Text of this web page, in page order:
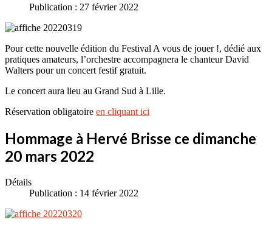
Publication : 27 février 2022
Pour cette nouvelle édition du Festival A vous de jouer !, dédié aux
pratiques amateurs, l’orchestre accompagnera le chanteur David
Walters pour un concert festif gratuit.
Le concert aura lieu au Grand Sud à Lille.
Réservation obligatoire en cliquant ici
Hommage à Hervé Brisse ce dimanche
20 mars 2022
Détails
Publication : 14 février 2022